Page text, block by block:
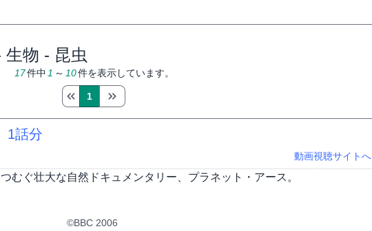
生物 - 昆虫
17件中 1 ～ 10件を表示しています。
1
1話分
動画視聴サイトへ
むぐ壮大な自然ドキュメンタリー、プラネット・アース。
©BBC 2006